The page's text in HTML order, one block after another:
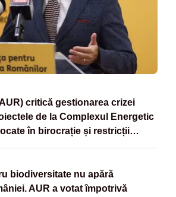
critică gestionarea crizei
de la Complexul Energetic
în birocrație și restricții
biodiversitate nu apără
AUR a votat împotrivă